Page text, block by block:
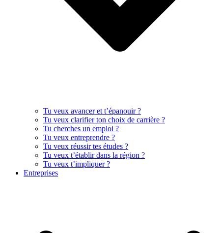
Tu veux avancer et t’épanouir ?
Tu veux clarifier ton choix de carrière ?
Tu cherches un emploi ?
Tu veux entreprendre ?
Tu veux réussir tes études ?
Tu veux t’établir dans la région ?
Tu veux t’impliquer ?
Entreprises